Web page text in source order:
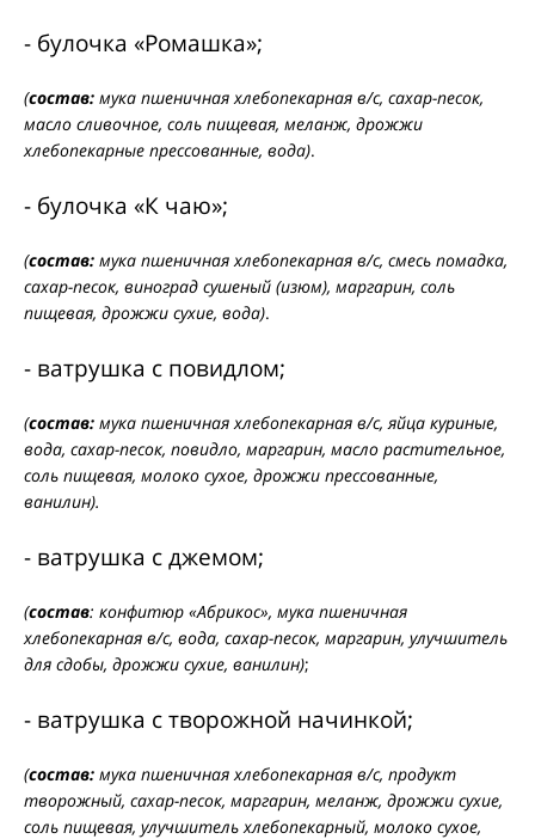
- булочка «Ромашка»;
(состав: мука пшеничная хлебопекарная в/с, сахар-песок,
масло сливочное, соль пищевая, меланж, дрожжи
хлебопекарные прессованные, вода).
- булочка «К чаю»;
(состав: мука пшеничная хлебопекарная в/с, смесь помадка,
сахар-песок, виноград сушеный (изюм), маргарин, соль
пищевая, дрожжи сухие, вода).
- ватрушка с повидлом;
(состав: мука пшеничная хлебопекарная в/с, яйца куриные,
вода, сахар-песок, повидло, маргарин, масло растительное,
соль пищевая, молоко сухое, дрожжи прессованные,
ванилин).
- ватрушка с джемом;
(состав: конфитюр «Абрикос», мука пшеничная
хлебопекарная в/с, вода, сахар-песок, маргарин, улучшитель
для сдобы, дрожжи сухие, ванилин);
- ватрушка с творожной начинкой;
(состав: мука пшеничная хлебопекарная в/с, продукт
творожный, сахар-песок, маргарин, меланж, дрожжи сухие,
соль пищевая, улучшитель хлебопекарный, молоко сухое,